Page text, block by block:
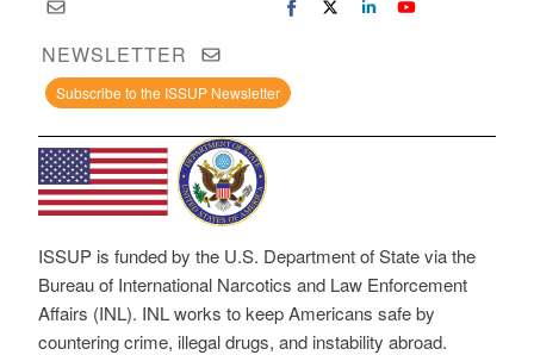
NEWSLETTER
Subscribe to the ISSUP Newsletter
ISSUP is funded by the U.S. Department of State via the
Bureau of International Narcotics and Law Enforcement
Affairs (INL). INL works to keep Americans safe by
countering crime, illegal drugs, and instability abroad.